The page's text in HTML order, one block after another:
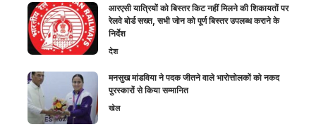
आरएसी यात्रियों को बिस्तर किट नहीं मिलने की शिकायतों पर
रेलवे बोर्ड सख्त, सभी जोन को पूर्ण बिस्तर उपलब्ध कराने के
निर्देश
देश
मनसुख मांडविया ने पदक जीतने वाले भारोत्तोलकों को नकद
पुरस्कारों से किया सम्मानित
खेल